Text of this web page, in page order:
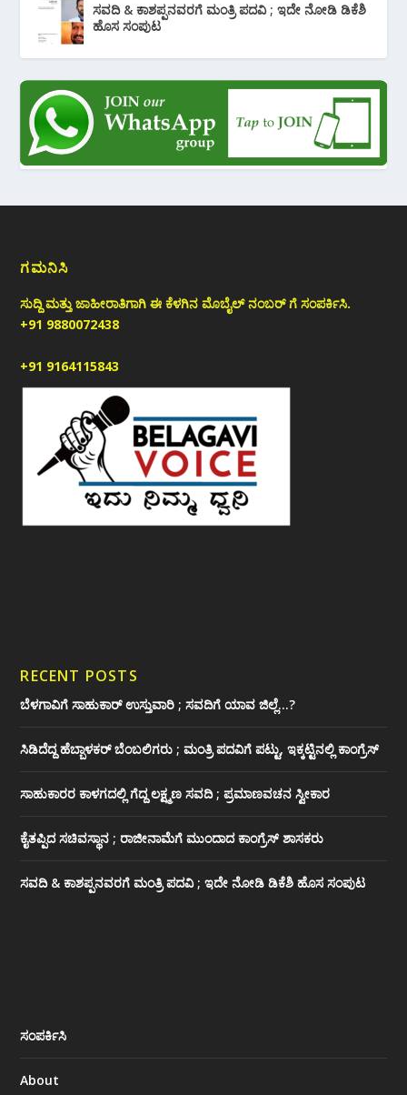
ಸವದಿ & ಕಾಶಪ್ಪನವರಗೆ ಮಂತ್ರಿ ಪದವಿ ; ಇದೇ ನೋಡಿ‌ ಡಿಕೆಶಿ
ಹೊಸ ಸಂಪುಟ
ಗಮನಿಸಿ
ಸುದ್ದಿ ಮತ್ತು ಜಾಹೀರಾತಿಗಾಗಿ ಈ ಕೆಳಗಿನ ಮೊಬೈಲ್ ನಂಬರ್ ಗೆ ಸಂಪರ್ಕಿಸಿ.
+91 9880072438
+91 9164115843
RECENT POSTS
ಬೆಳಗಾವಿಗೆ ಸಾಹುಕಾರ್ ಉಸ್ತುವಾರಿ ; ಸವದಿಗೆ ಯಾವ ಜಿಲ್ಲೆ…?
ಸಿಡಿದೆದ್ದ ಹೆಬ್ಬಾಳಕರ್ ಬೆಂಬಲಿಗರು ; ಮಂತ್ರಿ ಪದವಿಗೆ ‌ಪಟ್ಟು, ಇಕ್ಕಟ್ಟಿನಲ್ಲಿ ಕಾಂಗ್ರೆಸ್
ಸಾಹುಕಾರರ ಕಾಳಗದಲ್ಲಿ ಗೆದ್ದ ಲಕ್ಷ್ಮಣ ಸವದಿ ; ಪ್ರಮಾಣವಚನ ಸ್ವೀಕಾರ
ಕೈತಪ್ಪಿದ ಸಚಿವಸ್ಥಾನ ; ರಾಜೀನಾಮೆಗೆ ಮುಂದಾದ ಕಾಂಗ್ರೆಸ್ ‌ಶಾಸಕರು
ಸವದಿ & ಕಾಶಪ್ಪನವರಗೆ ಮಂತ್ರಿ ಪದವಿ ; ಇದೇ ನೋಡಿ‌ ಡಿಕೆಶಿ ಹೊಸ ಸಂಪುಟ
ಸಂಪರ್ಕಿಸಿ
About